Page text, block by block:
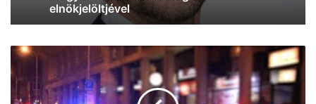
elnökjelöltjével
Trükköző
család:
hamis
címkékkel